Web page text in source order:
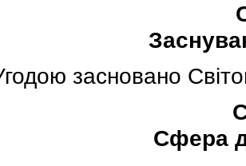
засновано
Сфера